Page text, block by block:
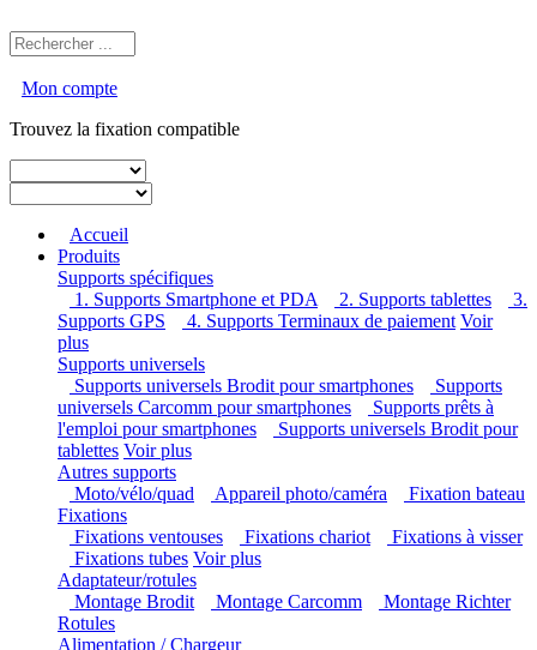
Mon compte
Trouvez la fixation compatible
Accueil
Produits
Supports spécifiques
1. Supports Smartphone et PDA
2. Supports tablettes
3. Supports GPS
4. Supports Terminaux de paiement Voir
plus
Supports universels
Supports universels Brodit pour smartphones
Supports
universels Carcomm pour smartphones
Supports prêts à
l'emploi pour smartphones
Supports universels Brodit pour
tablettes Voir plus
Autres supports
Moto/vélo/quad
Appareil photo/caméra
Fixation
bateau
Fixations
Fixations ventouses
Fixations chariot
visser
Fixations tubes
Adaptateur/rotules
Montage Brodit
Rotules